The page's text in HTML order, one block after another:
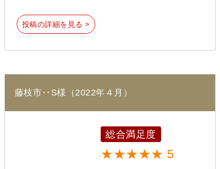
投稿の詳細を見る >
藤枝市‥S様（2022年４月）
総合満足度
★★★★★ 5